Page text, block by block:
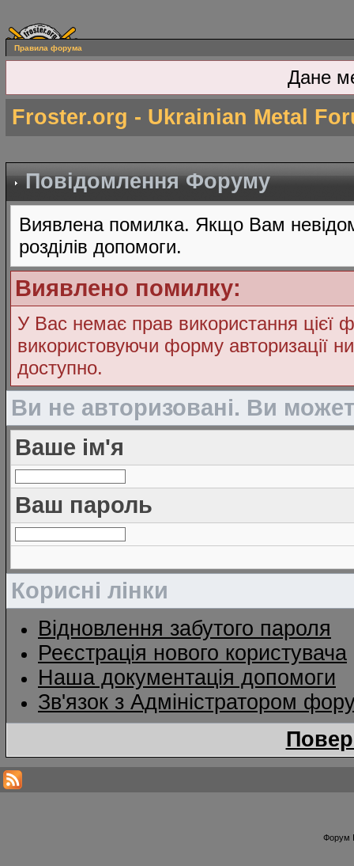
Правила форума
Дане
Froster.org - Ukrainian Metal
Повідомлення Форуму
Виявлена помилка. Якщо Вам
розділів допомоги.
Виявлено помилку:
У Вас немає прав використання цієї
використовуючи форму авторизації
доступно.
Ви не авторизовані. Ви
Ваше ім'я
Ваш пароль
Корисні лінки
Відновлення забутого пароля
Реєстрація нового користувача
Наша документація допомоги
Зв'язок з Адміністратором
Форум